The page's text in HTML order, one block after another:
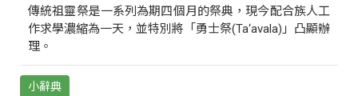
傳統祖靈祭是一系列為期四個月的祭典，現今配合族人工
作求學濃縮為一天，並特別將「勇士祭(Ta‘avala)」凸顯辦
理。
小辭典